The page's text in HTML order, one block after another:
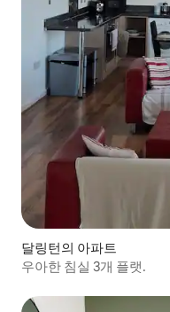
달링턴의 아파트
우아한 침실 3개 플랫.